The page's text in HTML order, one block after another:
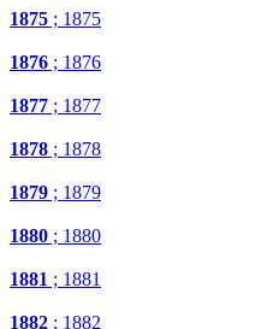
1875 ; 1875
1876 ; 1876
1877 ; 1877
1878 ; 1878
1879 ; 1879
1880 ; 1880
1881 ; 1881
1882 ; 1882